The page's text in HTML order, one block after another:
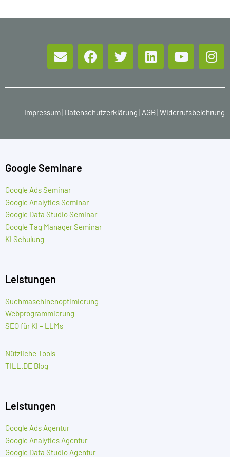
Impressum Datenschutzerklärung AGB Widerrufsbelehrung
Google Seminare
Google Ads Seminar
Google Analytics Seminar
Google Data Studio Seminar
Google Tag Manager Seminar
KI Schulung
Leistungen
Suchmaschinenoptimierung
Webprogrammierung
SEO für KI – LLMs
Nützliche Tools
TILL.DE Blog
Leistungen
Google Ads Agentur
Google Analytics Agentur
Google Data Studio Agentur